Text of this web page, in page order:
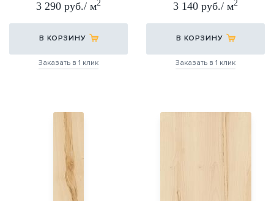
3 290 руб./ м2
В КОРЗИНУ
Заказать в 1 клик
3 140 руб./ м2
В КОРЗИНУ
Заказать в 1 клик